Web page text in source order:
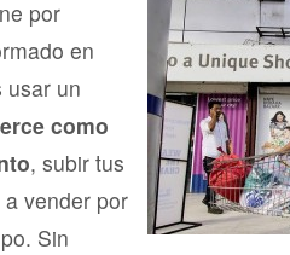
por
en
usar un
como
, subir tus
vender por
Sin